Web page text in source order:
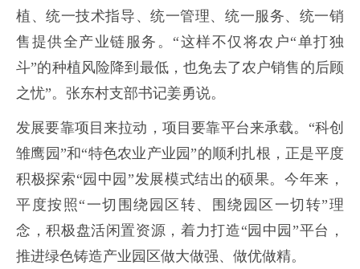
植、统一技术指导、统一管理、统一服务、统一销
售提供全产业链服务。“这样不仅将农户“单打独
斗”的种植风险降到最低，也免去了农户销售的后顾
之忧”。张东村支部书记姜勇说。
发展要靠项目来拉动，项目要靠平台来承载。“科创
雏鹰园”和“特色农业产业园”的顺利扎根，正是平度
积极探索“园中园”发展模式结出的硕果。今年来，
平度按照“一切围绕园区转、围绕园区一切转”理
念，积极盘活闲置资源，着力打造“园中园”平台，
推进绿色铸造产业园区做大做强、做优做精。